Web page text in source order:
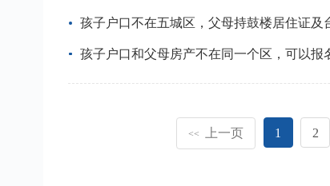
孩子户口不在五城区，父母持鼓楼居住证及
孩子户口和父母房产不在同一个区，可以报
<< 上一页 1 2